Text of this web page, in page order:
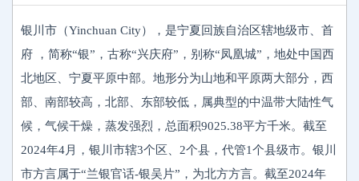
银川市（Yinchuan City），是宁夏回族自治区辖地级市、首
府 ，简称“银”，古称“兴庆府”，别称“凤凰城”，地处中国西
北地区、宁夏平原中部。地形分为山地和平原两大部分，西
部、南部较高，北部、东部较低，属典型的中温带大陆性气
候，气候干燥，蒸发强烈，总面积9025.38平方千米。截至
2024年4月，银川市辖3个区、2个县，代管1个县级市。银川
市方言属于“兰银官话-银吴片”，为北方方言。截至2024年